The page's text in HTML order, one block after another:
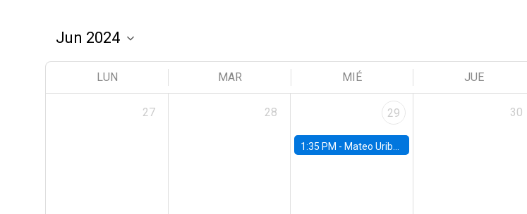
LUN MAR MIÉ JUE
27 28 29
1:35 PM - Mateo Uribe-Castro, Universidad de los Andes (Colombia)
30